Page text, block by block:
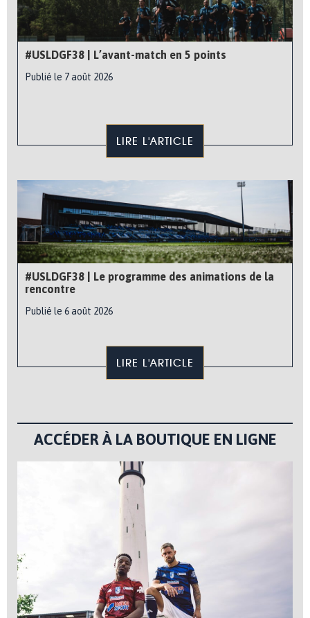
#USLDGF38 | L’avant-match en 5 points
Publié le 7 août 2026
LIRE L'ARTICLE
#USLDGF38 | Le programme des animations de la
rencontre
Publié le 6 août 2026
LIRE L'ARTICLE
ACCÉDER À LA BOUTIQUE EN LIGNE